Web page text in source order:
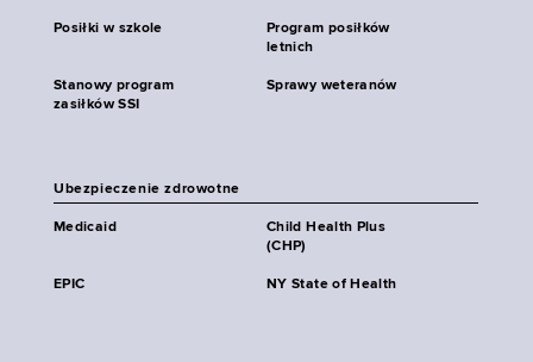
Posiłki w szkole
Program posiłków
letnich
Stanowy program
zasiłków SSI
Sprawy weteranów
Ubezpieczenie zdrowotne
Medicaid
Child Health Plus
(CHP)
EPIC NY State of Health